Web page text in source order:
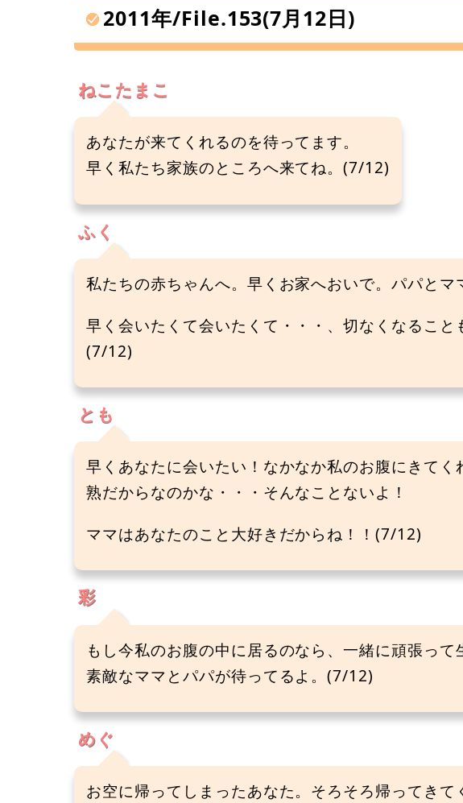
2011年/File.153(7月12日)
ねこたまこ
あなたが来てくれるのを待ってます。
早く私たち家族のところへ来てね。(7/12)
ふく
私たちの赤ちゃんへ。早くお家へおいで。パパとマ
早く会いたくて会いたくて・・・、切なくなること
(7/12)
とも
早くあなたに会いたい！なかなか私のお腹にきて
熟だからなのかな・・・そんなことないよ！
ママはあなたのこと大好きだからね！！(7/12)
彩
もし今私のお腹の中に居るのなら、一緒に頑張って
素敵なママとパパが待ってるよ。(7/12)
めぐ
お空に帰ってしまったあなた。そろそろ帰ってき